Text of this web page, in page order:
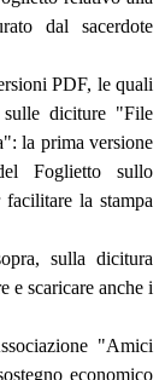
dal sacerdote
PDF, le quali
sulle diciture "File
la prima versione
Foglietto sullo
facilitare la stampa
sulla dicitura
e scaricare anche i
"Amici
economico